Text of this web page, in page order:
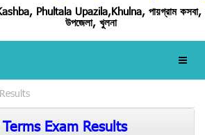
Phultala Upazila,Khulna, পায়গ্রাম কসবা,
উপজেলা, খুলনা
Exam Results